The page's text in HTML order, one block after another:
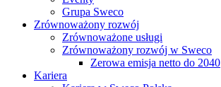
Grupa Sweco
Zrównoważony rozwój
Zrównoważone usługi
Zrównoważony rozwój w Sweco
Zerowa emisja netto do 2040
Kariera